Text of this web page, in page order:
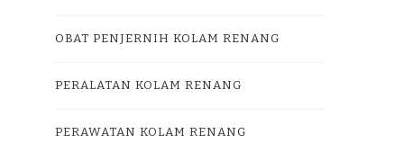
OBAT PENJERNIH KOLAM RENANG
PERALATAN KOLAM RENANG
PERAWATAN KOLAM RENANG